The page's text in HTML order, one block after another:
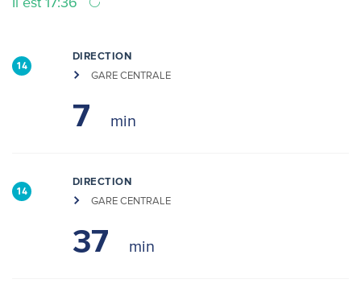
14
DIRECTION
GARE CENTRALE
7
14
DIRECTION
GARE CENTRALE
37